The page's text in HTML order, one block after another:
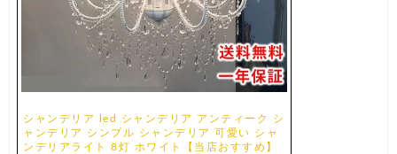
シャンデリア led シャンデリア アンティーク シ
ャンデリア シンプル シャンデリア 可愛い シャ
ンデリアライト 8灯 ホワイト【当店おすすめ】